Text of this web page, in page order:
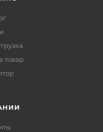
товар